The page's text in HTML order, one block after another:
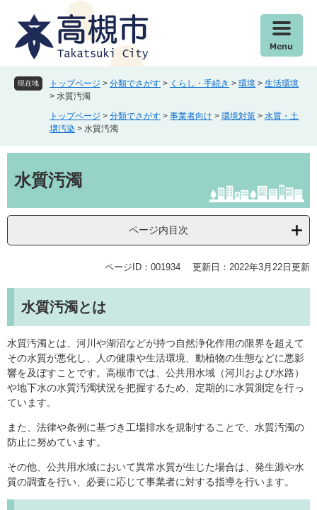
文
現在地 トップページ > 分類でさがす > くらし・手続き > 環境 > 生活環境
> 水質汚濁
トップページ > 分類でさがす > 事業者向け > 環境対策 > 水質・土
壌汚染 > 水質汚濁
文水質汚濁
ページ内目次
ページID：001934 更新日：2022年3月22日更新
水質汚濁とは
​​水質汚濁とは、河川や湖沼などが持つ自然浄化作用の限界を超えて
その水質が悪化し、人の健康や生活環境、動植物の生態などに悪影
響を及ぼすことです。高槻市では、公共用水域（河川および水路）
や地下水の水質汚濁状況を把握するため、定期的に水質測定を行っ
てい​ます。
また、法律や条例に基づき工場排水を規制することで、水質汚濁の
防止に努めています。
その他、公共用水域において異常水質が生じた場合は、発生源や水
質の調査を行い、必要に応じて事業者に対する指導を行います。